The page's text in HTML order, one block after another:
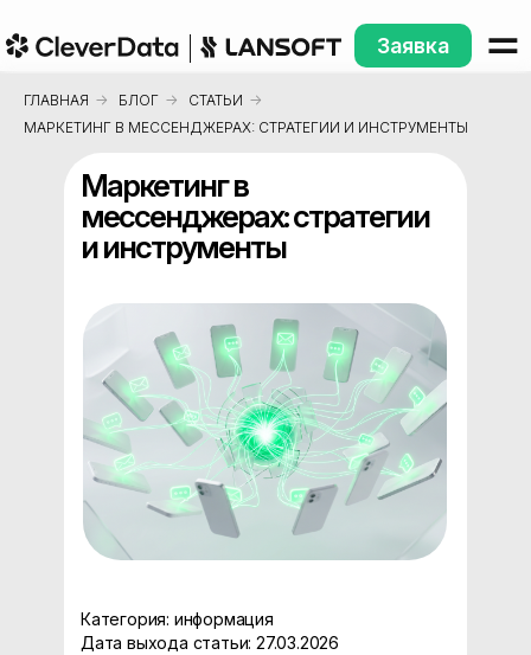
Заявка
ГЛАВНАЯ → БЛОГ → СТАТЬИ →
МАРКЕТИНГ В МЕССЕНДЖЕРАХ: СТРАТЕГИИ И ИНСТРУМЕНТЫ
Маркетинг в
мессенджерах: стратегии
и инструменты
Категория: информация
Дата выхода статьи: 27.03.2026